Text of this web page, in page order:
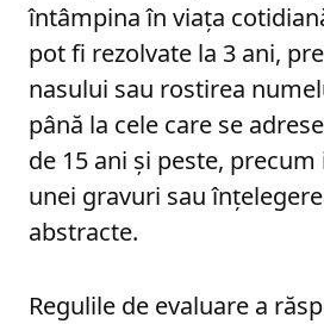
întâmpina în viața
pot fi rezolvate la 3 ani,
nasului sau rostirea
până la cele care se
de 15 ani și peste,
unei gravuri sau
abstracte.
Regulile de evaluare a